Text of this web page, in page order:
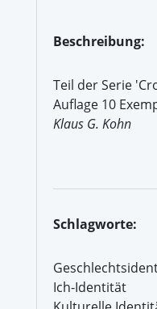
Beschreibung:
Teil der Serie
Auflage 10
Klaus G. Kohn
Schlagworte:
Ich-Identität